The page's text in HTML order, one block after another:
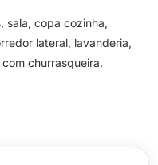
sala, copa cozinha,
lateral, lavanderia,
churrasqueira.